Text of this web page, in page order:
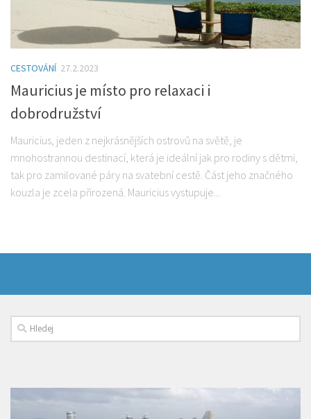
CESTOVÁNÍ 27.2.2023
Mauricius je místo pro relaxaci i
dobrodružství
Mauricius, jeden z nejkrásnějších ostrovů na světě, je
mnohostrannou destinací, která je ideální jak pro rodiny s dětmi,
tak pro zamilované páry na svatební cestě. Část jeho značného
kouzla je zcela přirozená. Mauricius vystupuje...